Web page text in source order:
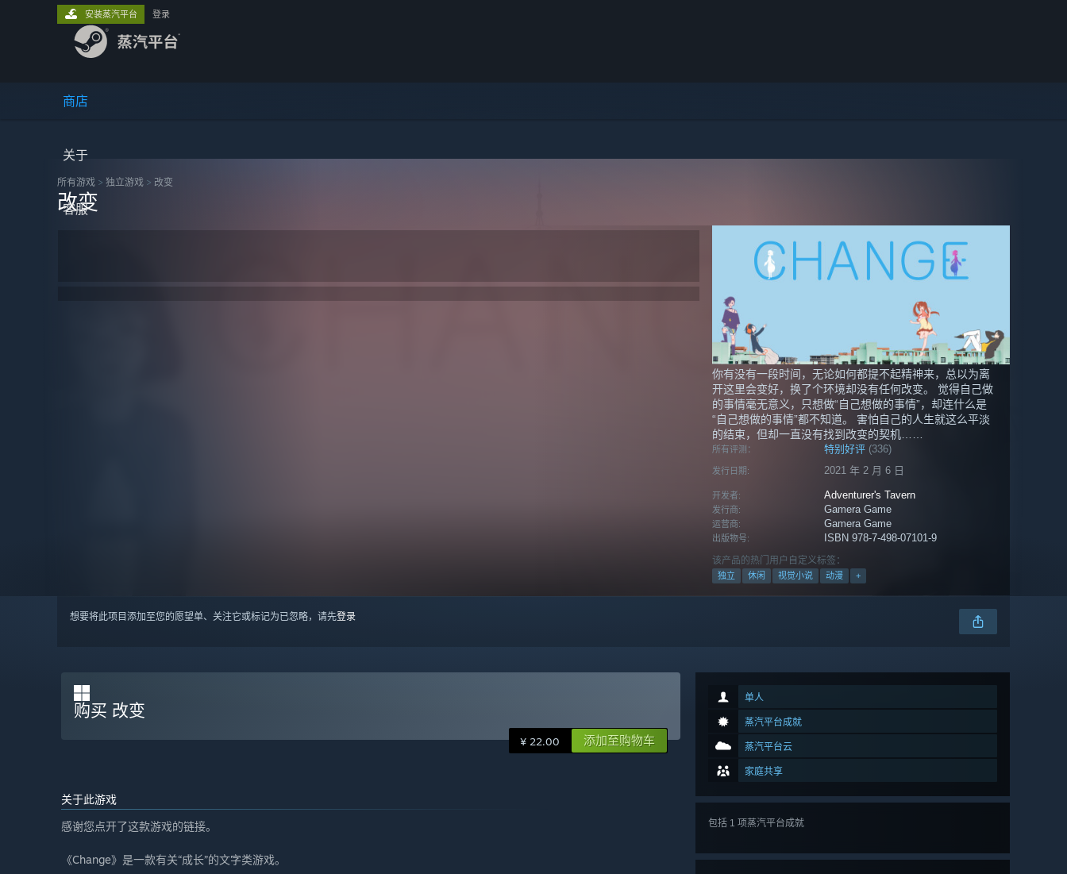
商店
关于
客服
安装蒸汽平台 登录
所有游戏 > 独立‎游戏 > 改变
改变
你有没有一段时间，无论如何都提不起精神来，总以为离
开这里会变好，换了个环境却没有任何改变。 觉得自己做
的事情毫无意义，只想做“自己想做的事情”，却连什么是
“自己想做的事情”都不知道。 害怕自己的人生就这么平淡
的结束，但却一直没有找到改变的契机……
所有评测： 特别好评 (336)
发行日期: 2021 年 2 月 6 日
开发者: Adventurer's Tavern
发行商: Gamera Game
运营商: Gamera Game
出版物号: ISBN 978-7-498-07101-9
该产品的热门用户自定义标签：
独立 休闲 视觉小说 动漫 +
想要将此项目添加至您的愿望单、关注它或标记为已忽略，请先登录
单人
蒸汽平台成就
蒸汽平台云
家庭共享
包括 1 项蒸汽平台成就
购买 改变
¥ 22.00 添加至购物车
关于此游戏
感谢您点开了这款游戏的链接。
《Change》是一款有关“成长”的文字类游戏。